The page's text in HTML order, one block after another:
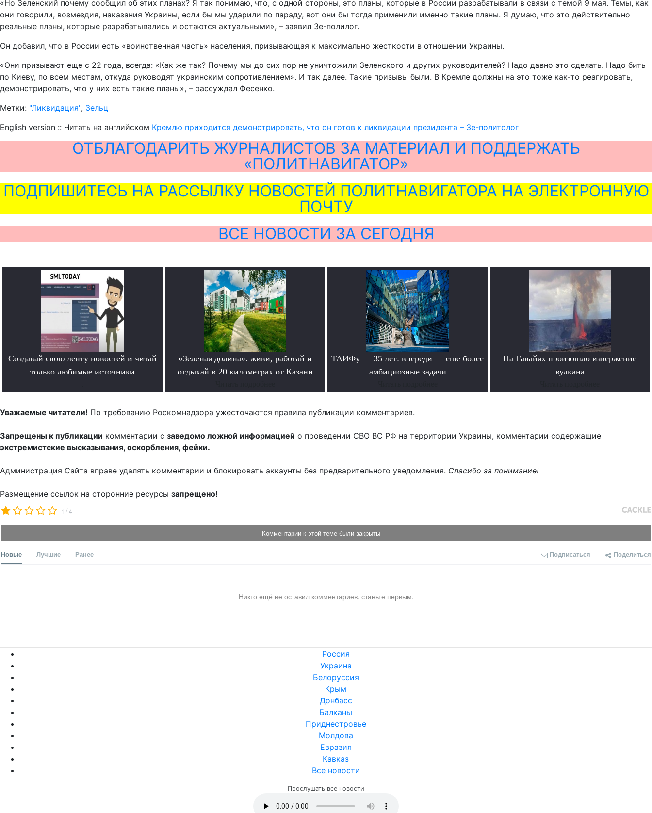
«Но Зеленский почему сообщил об этих планах? Я так понимаю, что, с одной стороны, это планы, которые в России разрабатывали в связи с темой 9 мая. Темы, как
они говорили, возмездия, наказания Украины, если бы мы ударили по параду, вот они бы тогда применили именно такие планы. Я думаю, что это действительно
реальные планы, которые разрабатывались и остаются актуальными», – заявил Зе-полилог.
Он добавил, что в России есть «воинственная часть» населения, призывающая к максимально жесткости в отношении Украины.
«Они призывают еще с 22 года, всегда: «Как же так? Почему мы до сих пор не уничтожили Зеленского и других руководителей? Надо давно это сделать. Надо бить
по Киеву, по всем местам, откуда руководят украинским сопротивлением». И так далее. Такие призывы были. В Кремле должны на это тоже как-то реагировать,
демонстрировать, что у них есть такие планы», – рассуждал Фесенко.
Метки: "Ликвидация", Зельц
English version :: Читать на английском Кремлю приходится демонстрировать, что он готов к ликвидации президента – Зе-политолог
ОТБЛАГОДАРИТЬ ЖУРНАЛИСТОВ ЗА МАТЕРИАЛ И ПОДДЕРЖАТЬ
«ПОЛИТНАВИГАТОР»
ПОДПИШИТЕСЬ НА РАССЫЛКУ НОВОСТЕЙ ПОЛИТНАВИГАТОРА НА ЭЛЕКТРОННУЮ
ПОЧТУ
ВСЕ НОВОСТИ ЗА СЕГОДНЯ
Создавай свою ленту новостей и читай
только любимые источники
«Зеленая долина»: живи, работай и
отдыхай в 20 километрах от Казани
ТАИФу — 35 лет: впереди — еще более
амбициозные задачи
На Гавайях произошло извержение
вулкана
Уважаемые читатели! По требованию Роскомнадзора ужесточаются правила публикации комментариев.
Запрещены к публикации комментарии с заведомо ложной информацией о проведении СВО ВС РФ на территории Украины, комментарии содержащие
экстремистские высказывания, оскорбления, фейки.
Администрация Сайта вправе удалять комментарии и блокировать аккаунты без предварительного уведомления. Спасибо за понимание!
Размещение ссылок на сторонние ресурсы запрещено!
1 /4
Комментарии к этой теме были закрыты
Новые Лучшие Ранее Подписаться Поделиться
Никто ещё не оставил комментариев, станьте первым.
Россия
Украина
Белоруссия
Крым
Донбасс
Балканы
Приднестровье
Молдова
Евразия
Кавказ
Все новости
Прослушать все новости